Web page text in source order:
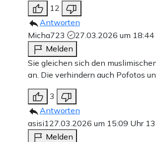
12
Antworten
Micha723
27.03.2026 um 18:44
Melden
Sie gleichen sich den
an. Die verhindern auch Pofotos
3
Antworten
asisi127.03.2026 um 15:09 Uhr
Melden